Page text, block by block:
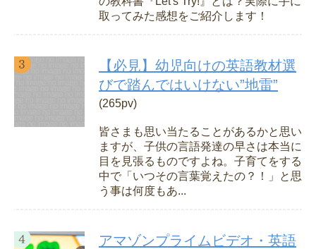
取ってみた感想をご紹介します！
【必見】幼児向けの英語教材選
びで踏んではいけない”地雷”
(265pv)
皆さまも思い当たることがあるかと思い
ますが、子供の言語発達の早さは本当に
目を見張るものですよね。子育てをする
中で「いつその言葉覚えたの？！」と思
う事は何度もあ...
アマゾンプライムビデオ・英語